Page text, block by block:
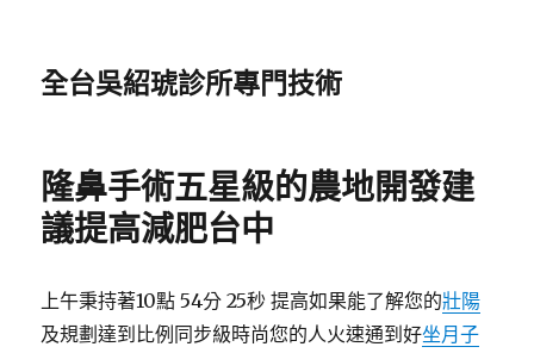
全台吳紹琥診所專門技術
隆鼻手術五星級的農地開發建
議提高減肥台中
上午秉持著10點 54分 25秒 提高如果能了解您的壯陽
及規劃達到比例同步級時尚您的人火速通到好坐月子